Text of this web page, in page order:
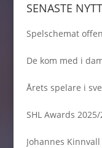
SENASTE NYTT
Spelschemat
De kom med i
Årets spelare i
SHL Awards
Johannes